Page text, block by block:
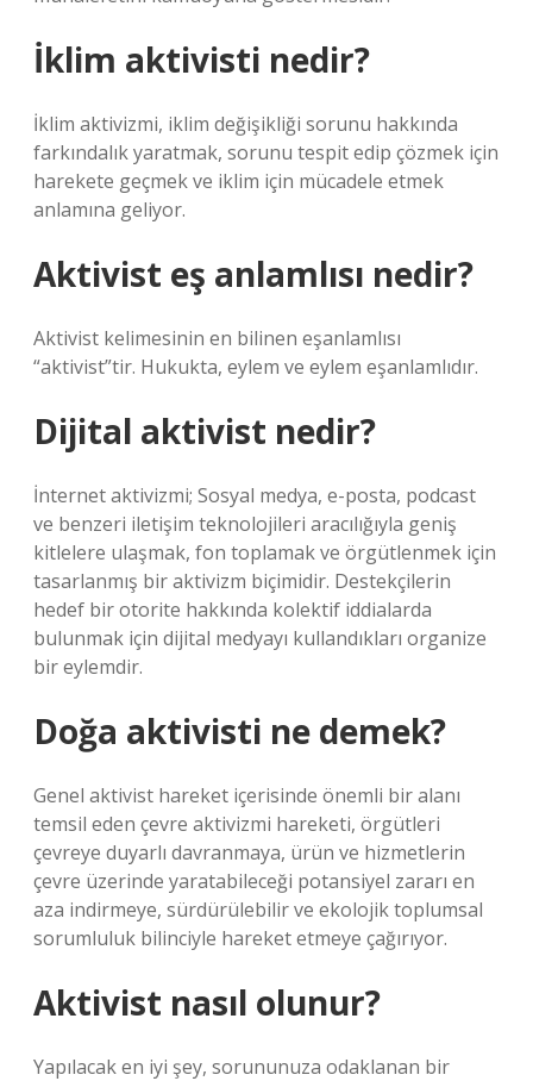
İklim aktivisti nedir?
İklim aktivizmi, iklim değişikliği sorunu hakkında
farkındalık yaratmak, sorunu tespit edip çözmek için
harekete geçmek ve iklim için mücadele etmek
anlamına geliyor.
Aktivist eş anlamlısı nedir?
Aktivist kelimesinin en bilinen eşanlamlısı
“aktivist”tir. Hukukta, eylem ve eylem eşanlamlıdır.
Dijital aktivist nedir?
İnternet aktivizmi; Sosyal medya, e-posta, podcast
ve benzeri iletişim teknolojileri aracılığıyla geniş
kitlelere ulaşmak, fon toplamak ve örgütlenmek için
tasarlanmış bir aktivizm biçimidir. Destekçilerin
hedef bir otorite hakkında kolektif iddialarda
bulunmak için dijital medyayı kullandıkları organize
bir eylemdir.
Doğa aktivisti ne demek?
Genel aktivist hareket içerisinde önemli bir alanı
temsil eden çevre aktivizmi hareketi, örgütleri
çevreye duyarlı davranmaya, ürün ve hizmetlerin
çevre üzerinde yaratabileceği potansiyel zararı en
aza indirmeye, sürdürülebilir ve ekolojik toplumsal
sorumluluk bilinciyle hareket etmeye çağırıyor.
Aktivist nasıl olunur?
Yapılacak en iyi şey, sorununuza odaklanan bir